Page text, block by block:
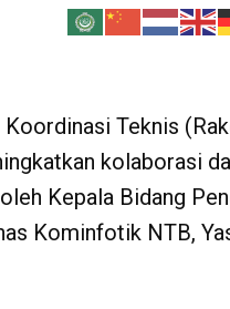
Koordinasi Teknis
kolaborasi
Kepala Bidang
Kominfotik NTB,